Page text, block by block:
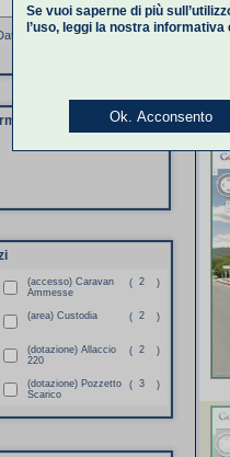
partenza
(accesso) Caravan
Ammesse
( 2 )
(area) Custodia ( 2 )
(dotazione) Allaccio
220
( 2 )
(dotazione) Pozzetto
Scarico
( 3 )
Se vuoi saperne di più
l’uso, leggi la nostra informativa
Ok. Acconsento